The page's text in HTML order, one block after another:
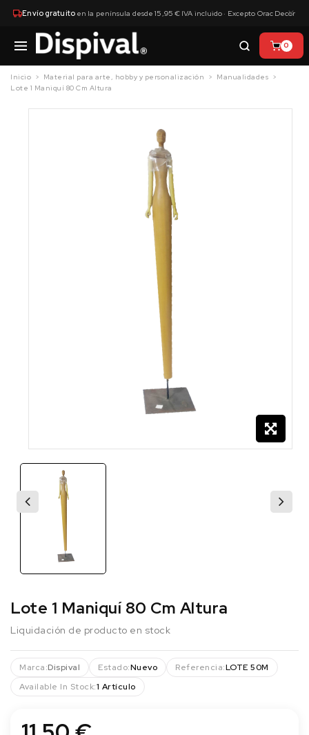
Envío gratuitoen la península desde 15,95 € IVA incluido · Excepto Orac Decor
×
0
Inicio Material para arte, hobby y personalización
Manualidades
Lote 1 Maniquí 80 Cm Altura
Lote 1 Maniquí 80 Cm Altura
Liquidación de producto en stock
Marca:Dispival Estado:Nuevo Referencia:LOTE 50M
Available In Stock:1 Artículo